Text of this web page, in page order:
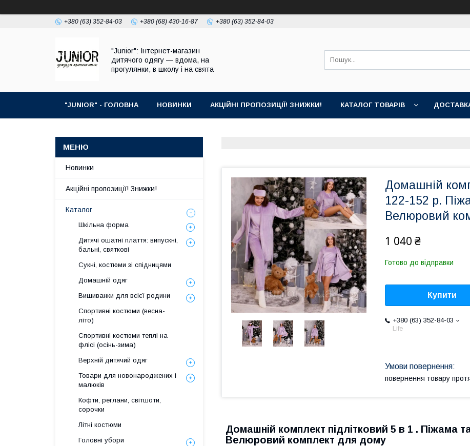
+380 (63) 352-84-03 +380 (68) 430-16-87 +380 (63) 352-84-03
"Junior": Інтернет-магазин
дитячого одягу — вдома, на
прогулянки, в школу і на свята
"JUNIOR" - ГОЛОВНА НОВИНКИ АКЦІЙНІ ПРОПОЗИЦІЇ! ЗНИЖКИ! КАТАЛОГ ТОВАРІВ
Домашній
122-152 р.
Велюровий
1 040 ₴
Готово до відправки
Купити
+380 (63) 352-84-03
Life
повернення товару
Домашній комплект підлітковий 5 в 1 . Піжама
Велюровий комплект для дому
Новинки
Акційні пропозиції! Знижки!
Каталог
Шкільна форма
Дитячі ошатні плаття: випускні,
бальні, святкові
Сукні, костюми зі спідницями
Домашній одяг
Вишиванки для всієї родини
Спортивні костюми (весна-
літо)
Спортивні костюми теплі на
флiсi (осінь-зима)
Верхній дитячий одяг
Товари для новонароджених і
малюків
Кофти, реглани, світшоти,
сорочки
Літні костюми
Головні убори